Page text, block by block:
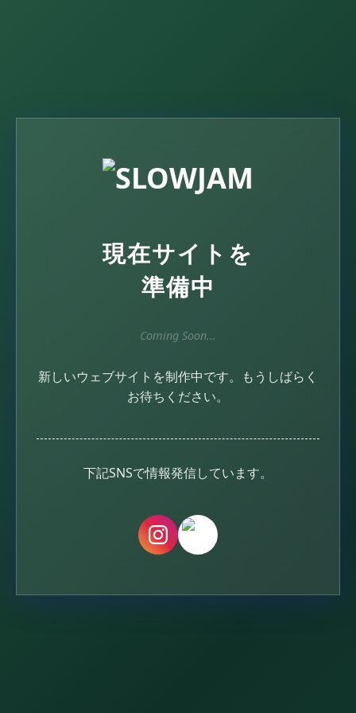
現在サイトを
準備中
Coming Soon...
新しいウェブサイトを制作中です。
もうしばらく
お待ちください。
下記SNSで情報発信しています。